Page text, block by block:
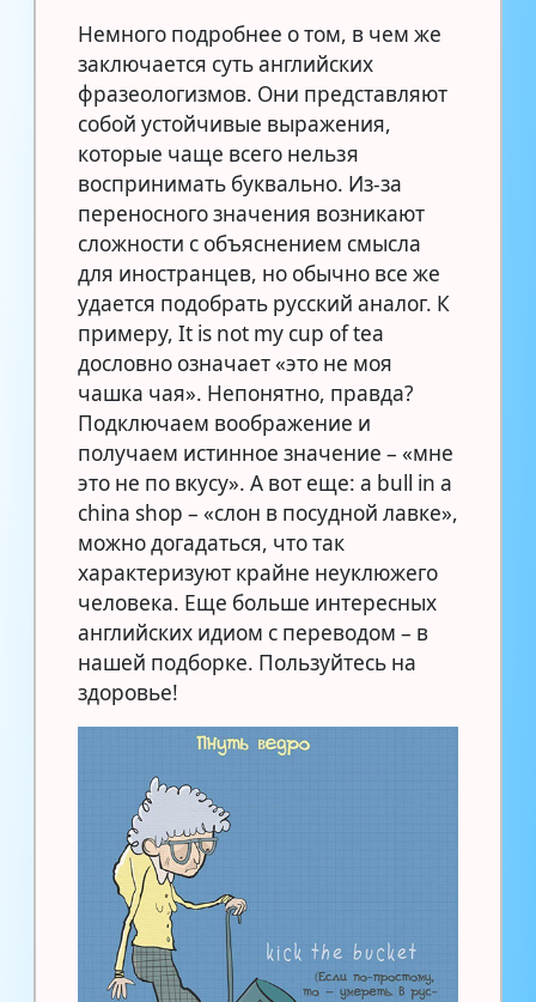
Немного подробнее о том, в чем же
заключается суть английских
фразеологизмов. Они представляют
собой устойчивые выражения,
которые чаще всего нельзя
воспринимать буквально. Из-за
переносного значения возникают
сложности с объяснением смысла
для иностранцев, но обычно все же
удается подобрать русский аналог. К
примеру, It is not my cup of tea
дословно означает «это не моя
чашка чая». Непонятно, правда?
Подключаем воображение и
получаем истинное значение – «мне
это не по вкусу». А вот еще: a bull in a
china shop – «слон в посудной лавке»,
можно догадаться, что так
характеризуют крайне неуклюжего
человека. Еще больше интересных
английских идиом с переводом – в
нашей подборке. Пользуйтесь на
здоровье!